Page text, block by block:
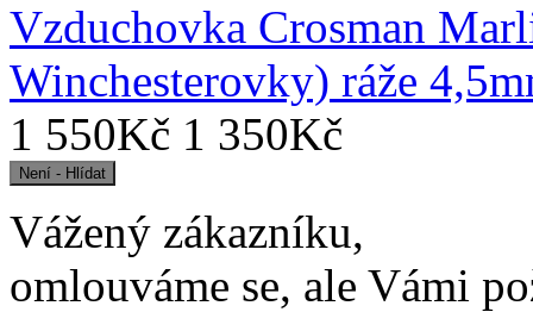
Vzduchovka Crosman
Winchesterovky) ráže
1 550Kč 1 350Kč
Vážený zákazníku,
omlouváme se, ale Vámi